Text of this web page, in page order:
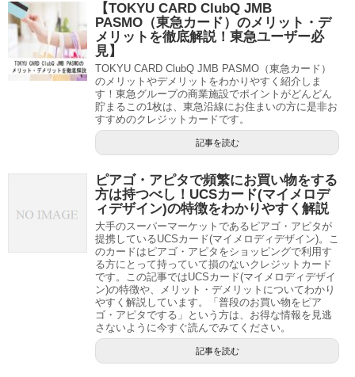
【TOKYU CARD ClubQ JMB
PASMO（東急カード）のメリット・デ
メリットを徹底解説！東急ユーザー必
見】
TOKYU CARD ClubQ JMB PASMO（東急カード）
のメリットやデメリットをわかりやすく紹介しま
す！東急グループの商業施設でポイントがどんどん
貯まるこの1枚は、東急沿線にお住まいの方に是非お
すすめのクレジットカードです。
記事を読む
ピアゴ・アピタで頻繁にお買い物をする
方は持つべし！UCSカード(マイメロデ
ィデザイン)の特徴をわかりやすく解説
大手のスーパーマーケットであるピアゴ・アピタが
提携しているUCSカード(マイメロディデザイン)。こ
のカードはピアゴ・アピタをショッピングで利用す
る方にとって持っていて損のないクレジットカード
です。この記事ではUCSカード(マイメロディデザイ
ン)の特徴や、メリット・デメリットについてわかり
やすく解説しています。「普段のお買い物をピア
ゴ・アピタでする」という方は、お得な情報を見逃
さないように今すぐ読んでみてください。
記事を読む